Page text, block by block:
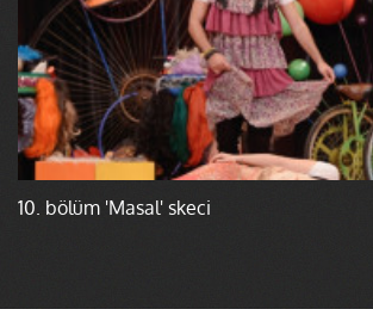
10. bölüm 'Masal' skeci